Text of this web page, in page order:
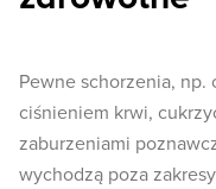
Pewne schorzenia, np.
ciśnieniem krwi,
zaburzeniami
wychodzą poza